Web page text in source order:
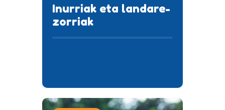
Inurriak eta landare-
zorriak